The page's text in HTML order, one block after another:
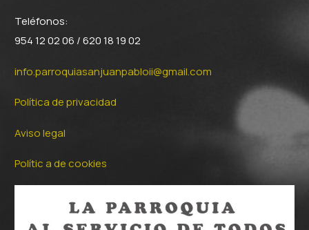
Teléfonos:
954 12 02 06 / 620 18 19 02
info.parroquiasanjuanpabloii@gmail.com
Política de privacidad
Aviso legal
Polític a de cookies